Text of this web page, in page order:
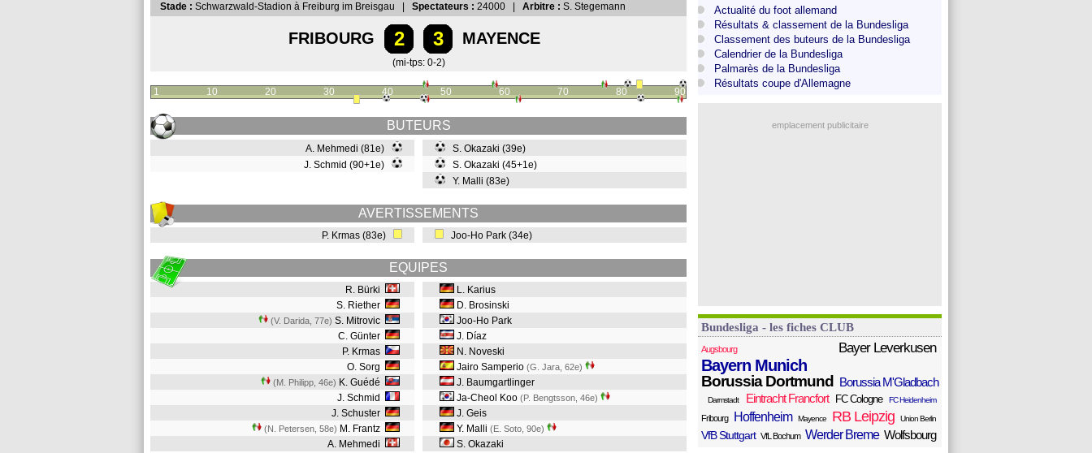
Stade : Schwarzwald-Stadion à Freiburg im Breisgau | Spectateurs : 24000 | Arbitre : S. Stegemann
FRIBOURG 2 3 MAYENCE
(mi-tps: 0-2)
1 10 20 30 40 50 60 70 80 90
BUTEURS
A. Mehmedi (81e)
J. Schmid (90+1e)
S. Okazaki (39e)
S. Okazaki (45+1e)
Y. Malli (83e)
AVERTISSEMENTS
P. Krmas (83e) Joo-Ho Park (34e)
EQUIPES
R. Bürki
S. Riether
(V. Darida, 77e) S. Mitrovic
C. Günter
P. Krmas
O. Sorg
(M. Philipp, 46e) K. Guédé
J. Schmid
J. Schuster
(N. Petersen, 58e) M. Frantz
A. Mehmedi
L. Karius
D. Brosinski
Joo-Ho Park
J. Díaz
N. Noveski
Jairo Samperio (G. Jara, 62e)
J. Baumgartlinger
Ja-Cheol Koo (P. Bengtsson, 46e)
J. Geis
Y. Malli (E. Soto, 90e)
S. Okazaki
Actualité du foot allemand
Résultats & classement de la Bundesliga
Classement des buteurs de la Bundesliga
Calendrier de la Bundesliga
Palmarès de la Bundesliga
Résultats coupe d'Allemagne
emplacement publicitaire
Bundesliga - les fiches CLUB
Augsbourg Bayer Leverkusen
Bayern Munich
Borussia Dortmund Borussia M'Gladbach
Darmstadt Eintracht Francfort FC Cologne FC Heidenheim
Fribourg Hoffenheim Mayence RB Leipzig Union Berlin
VfB Stuttgart VfL Bochum Werder Breme Wolfsbourg